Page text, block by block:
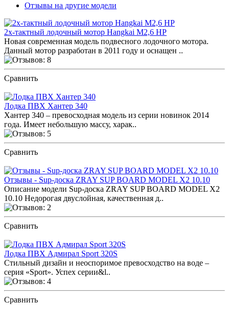
Отзывы на другие модели
2х-тактный лодочный мотор Hangkai M2,6 HP
Новая современная модель подвесного лодочного мотора.
Данный мотор разработан в 2011 году и оснащен ..
Сравнить
Лодка ПВХ Хантер 340
Хантер 340 – превосходная модель из серии новинок 2014
года. Имеет небольшую массу, харак..
Сравнить
Отзывы - Sup-доска ZRAY SUP BOARD MODEL X2 10.10
Описание модели Sup-доска ZRAY SUP BOARD MODEL X2
10.10 Недорогая двуслойная, качественная д..
Сравнить
Лодка ПВХ Адмирал Sport 320S
Стильный дизайн и неоспоримое превосходство на воде –
серия «Sport». Успех серии&l..
Сравнить